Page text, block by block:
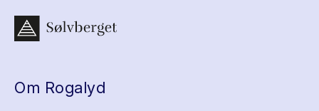
Om Rogalyd